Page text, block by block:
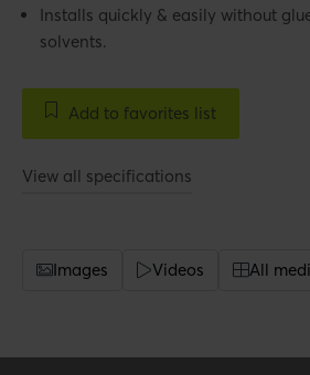
Installs quickly & easily without
solvents.
Add to favorites list
View all specifications
Images Videos All